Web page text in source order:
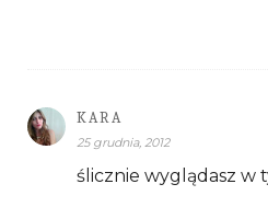
KARA
25 grudnia, 2012
ślicznie wyglądasz w